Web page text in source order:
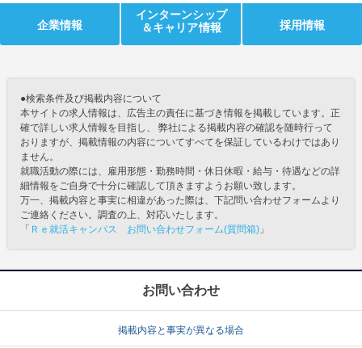
企業情報
インターンシップ
＆キャリア情報
採用情報
●検索条件及び掲載内容について
本サイトの求人情報は、広告主の責任に基づき情報を掲載しています。正
確で詳しい求人情報を目指し、 弊社による掲載内容の確認を随時行って
おりますが、掲載情報の内容についてすべてを保証しているわけではあり
ません。
就職活動の際には、雇用形態・勤務時間・休日休暇・給与・待遇などの詳
細情報をご自身で十分に確認して頂きますようお願い致します。
万一、掲載内容と事実に相違があった際は、下記問い合わせフォームより
ご連絡ください。調査の上、対応いたします。
「 Ｒｅ就活キャンパス お問い合わせフォーム(質問箱) 」
お問い合わせ
掲載内容と事実が異なる場合